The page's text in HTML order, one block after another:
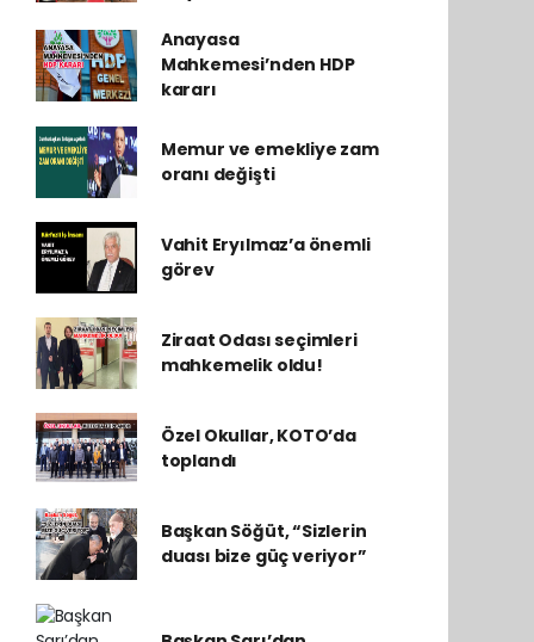
Anayasa
Mahkemesi’nden HDP
kararı
Memur ve emekliye zam
oranı değişti
Vahit Eryılmaz’a önemli
görev
Ziraat Odası seçimleri
mahkemelik oldu!
Özel Okullar, KOTO’da
toplandı
Başkan Söğüt, “Sizlerin
duası bize güç veriyor”